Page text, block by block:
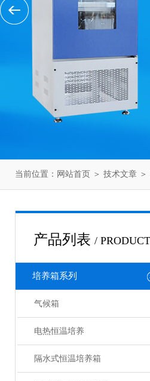
当前位置： 网站首页 ＞ 技术文章
产品列表 /
培养箱系列
气候箱
电热恒温培养
隔水式恒温培养箱